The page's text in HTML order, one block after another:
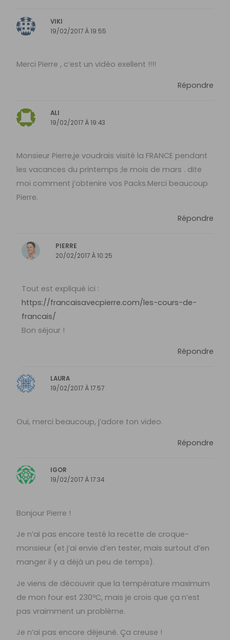
VIKI
19/02/2017 À 19:55
Merci Pierre , c’est un vidèo exellent !!!!
Répondre
ALI
19/02/2017 À 19:43
Monsieur Pierre,je voudrais visité la FRANCE pendant
les vacances du printemps ;le mois de mars . dite
moi comment j’obtenire vos Packs.Merci beaucoup
Pierre.
Répondre
PIERRE
20/02/2017 À 10:25
Tout est expliqué ici :
https://francaisavecpierre.com/les-cours-de-
francais/
Bon séjour !
Répondre
LAURA
19/02/2017 À 17:57
Oui, merci beaucoup, j’adore ton video.
Répondre
IGOR
19/02/2017 À 17:34
Bonjour Pierre !
Je n’ai pas encore testé la recette de croque-
monsieur (et j’ai envie d’en tester, mais surtout d’en
manger il y a déjà un peu de temps).
Je viens de découvrir que la température maximum
de mon four est 230ºC, mais je crois que ça n’est
pas vraimment un problème.
Je n’ai pas encore déjeuné. Ça creuse !